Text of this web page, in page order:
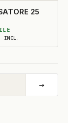
25
INCL.
→